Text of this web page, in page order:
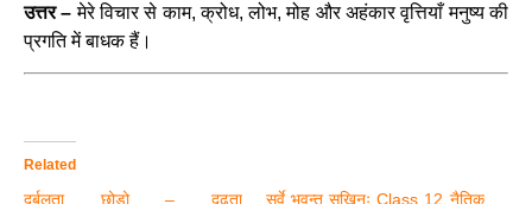
उत्तर – मेरे विचार से काम, क्रोध, लोभ, मोह और अहंकार वृत्तियाँ मनुष्य की
प्रगति में बाधक हैं।
Related
दुर्बलता छोड़ो – दृढ़ता
सर्वे भवन्तु सुखिनः Class 12 नैतिक